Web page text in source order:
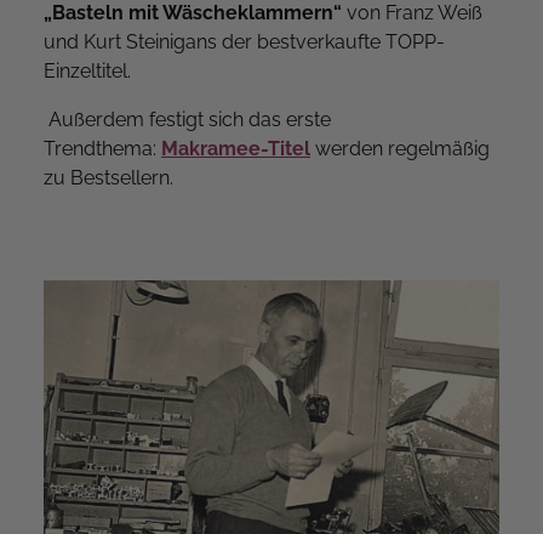
„Basteln mit Wäscheklammern“ von Franz Weiß
und Kurt Steinigans der bestverkaufte TOPP-
Einzeltitel.
Außerdem festigt sich das erste
Trendthema: Makramee-Titel werden regelmäßig
zu Bestsellern.